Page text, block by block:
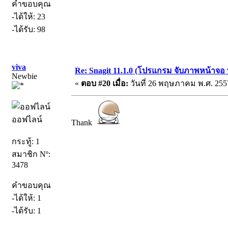
คำขอบคุณ
-ได้ให้: 23
-ได้รับ: 98
viva
Newbie
ออฟไลน์
กระทู้: 1
สมาชิก Nº:
3478
คำขอบคุณ
-ได้ให้: 1
-ได้รับ: 1
Re: Snagit 11.1.0 (โปรแกรม จับภาพหน้าจ
« ตอบ #20 เมื่อ: วันที่ 26 พฤษภาคม พ.ศ.
Thank